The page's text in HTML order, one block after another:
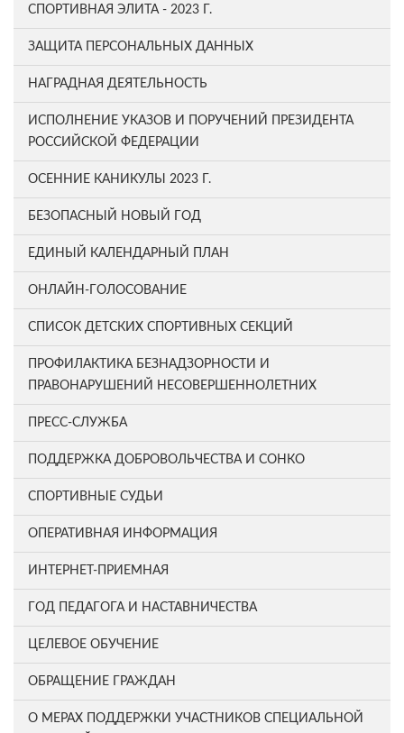
СПОРТИВНАЯ ЭЛИТА - 2023 Г.
ЗАЩИТА ПЕРСОНАЛЬНЫХ ДАННЫХ
НАГРАДНАЯ ДЕЯТЕЛЬНОСТЬ
ИСПОЛНЕНИЕ УКАЗОВ И ПОРУЧЕНИЙ ПРЕЗИДЕНТА
РОССИЙСКОЙ ФЕДЕРАЦИИ
ОСЕННИЕ КАНИКУЛЫ 2023 Г.
БЕЗОПАСНЫЙ НОВЫЙ ГОД
ЕДИНЫЙ КАЛЕНДАРНЫЙ ПЛАН
ОНЛАЙН-ГОЛОСОВАНИЕ
СПИСОК ДЕТСКИХ СПОРТИВНЫХ СЕКЦИЙ
ПРОФИЛАКТИКА БЕЗНАДЗОРНОСТИ И
ПРАВОНАРУШЕНИЙ НЕСОВЕРШЕННОЛЕТНИХ
ПРЕСС-СЛУЖБА
ПОДДЕРЖКА ДОБРОВОЛЬЧЕСТВА И СОНКО
СПОРТИВНЫЕ СУДЬИ
ОПЕРАТИВНАЯ ИНФОРМАЦИЯ
ИНТЕРНЕТ-ПРИЕМНАЯ
ГОД ПЕДАГОГА И НАСТАВНИЧЕСТВА
ЦЕЛЕВОЕ ОБУЧЕНИЕ
ОБРАЩЕНИЕ ГРАЖДАН
О МЕРАХ ПОДДЕРЖКИ УЧАСТНИКОВ СПЕЦИАЛЬНОЙ